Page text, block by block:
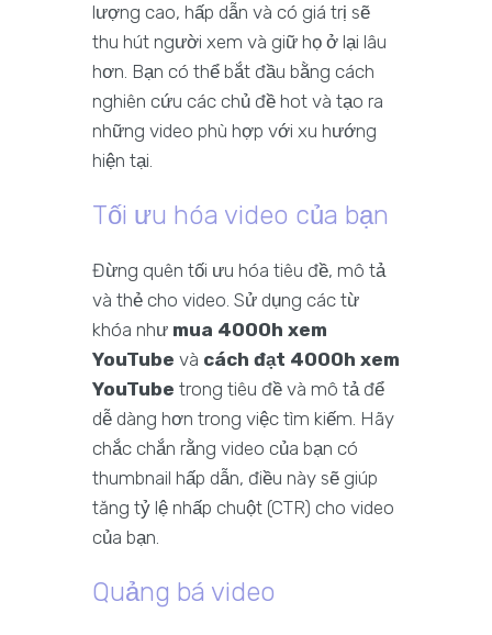
lượng cao, hấp dẫn và có giá trị sẽ
thu hút người xem và giữ họ ở lại lâu
hơn. Bạn có thể bắt đầu bằng cách
nghiên cứu các chủ đề hot và tạo ra
những video phù hợp với xu hướng
hiện tại.
Tối ưu hóa video của bạn
Đừng quên tối ưu hóa tiêu đề, mô tả
và thẻ cho video. Sử dụng các từ
khóa như mua 4000h xem
YouTube và cách đạt 4000h xem
YouTube trong tiêu đề và mô tả để
dễ dàng hơn trong việc tìm kiếm. Hãy
chắc chắn rằng video của bạn có
thumbnail hấp dẫn, điều này sẽ giúp
tăng tỷ lệ nhấp chuột (CTR) cho video
của bạn.
Quảng bá video